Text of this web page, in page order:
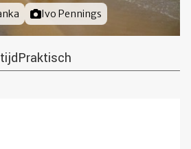
Foto door
Ivo Pennings
Praktisch